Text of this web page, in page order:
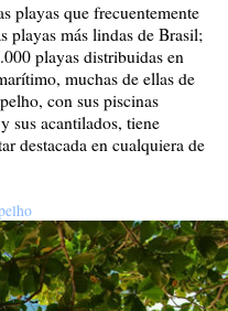
playas que frecuentemente
playas más lindas de Brasil;
playas distribuidas en
muchas de ellas de
con sus piscinas
sus acantilados, tiene
destacada en cualquiera de